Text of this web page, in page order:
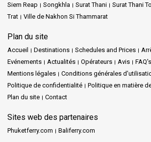
Siem Reap
Songkhla Surat Thani Surat Thani
Trat
Ville de Nakhon Si Thammarat
Plan du site
Accueil Destinations Schedules and Prices
Evénements
Actualités Opérateurs Avis FAQ's
Mentions légales
Conditions générales
Politique de confidentialité
Politique en matière
Plan du site
Contact
Sites web des partenaires
Phuketferry.com Baliferry.com